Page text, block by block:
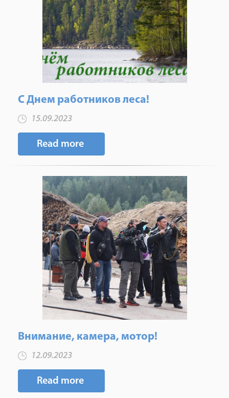
С Днем работников леса!
15.09.2023
Read more
Внимание, камера, мотор!
12.09.2023
Read more